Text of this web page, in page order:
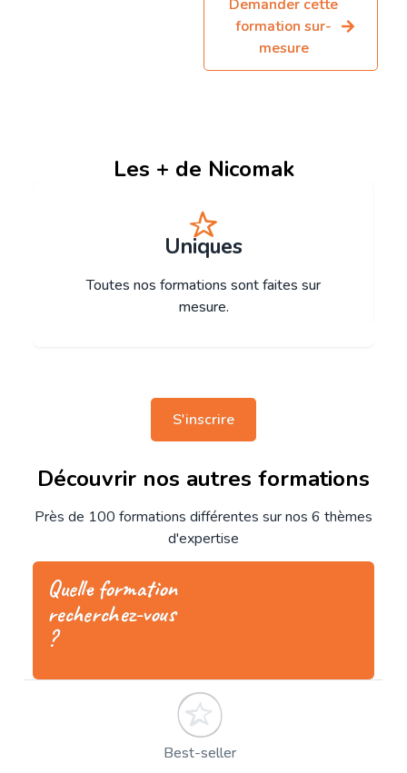
Demander cette
formation sur-
mesure
Les + de Nicomak
Uniques
Toutes nos formations sont faites sur
mesure.
S'inscrire
Découvrir nos autres formations
Près de 100 formations différentes sur nos 6 thèmes
d'expertise
Quelle formation
recherchez-vous
?
Best-seller